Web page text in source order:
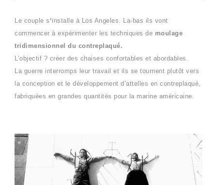
Le couple s ‘installe à Los Angeles. La-bas ils vont
commencer à expérimenter les techniques de moulage
tridimensionnel du contreplaqué.
L’objectif ? créer des chaises confortables et abordables.
La guerre interromps leur travail et ils se tournent plutôt vers
la conception et le développement d’attelles en contreplaqué,
fabriquées en grandes quantités pour la marine américaine.